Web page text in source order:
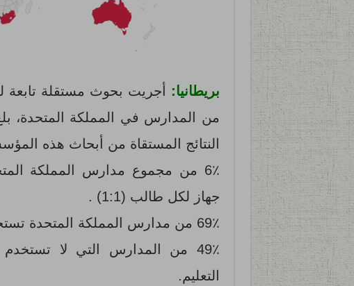
بريطانيا:
النتائج المستقاة من أبحاث هذه
6٪ من مجموع مدارس المملكة
جهاز لكل طالب (1:1) .
69٪ من مدارس المملكة المتحدة تستخدم الأجهزة اللوحية.
49٪ من المدارس التي لا
التعليم.